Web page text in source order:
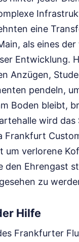
eine
als eines
Entwicklung.
Anzügen,
pendeln,
Boden bleibt,
wird
Frankfurt
um verlorene
den Ehrengast
zu
Hilfe
Frankfurter